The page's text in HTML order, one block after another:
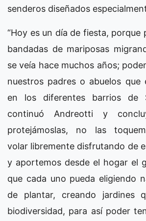
senderos diseñados
“Hoy es un día de fiesta, porque
bandadas de mariposas
se veía hace muchos años;
nuestros padres o abuelos que
en los diferentes barrios de
continuó Andreotti y
protejámoslas, no las
volar libremente disfrutando de
y aportemos desde el hogar el
que cada uno pueda eligiendo
de plantar, creando jardines
biodiversidad, para así poder